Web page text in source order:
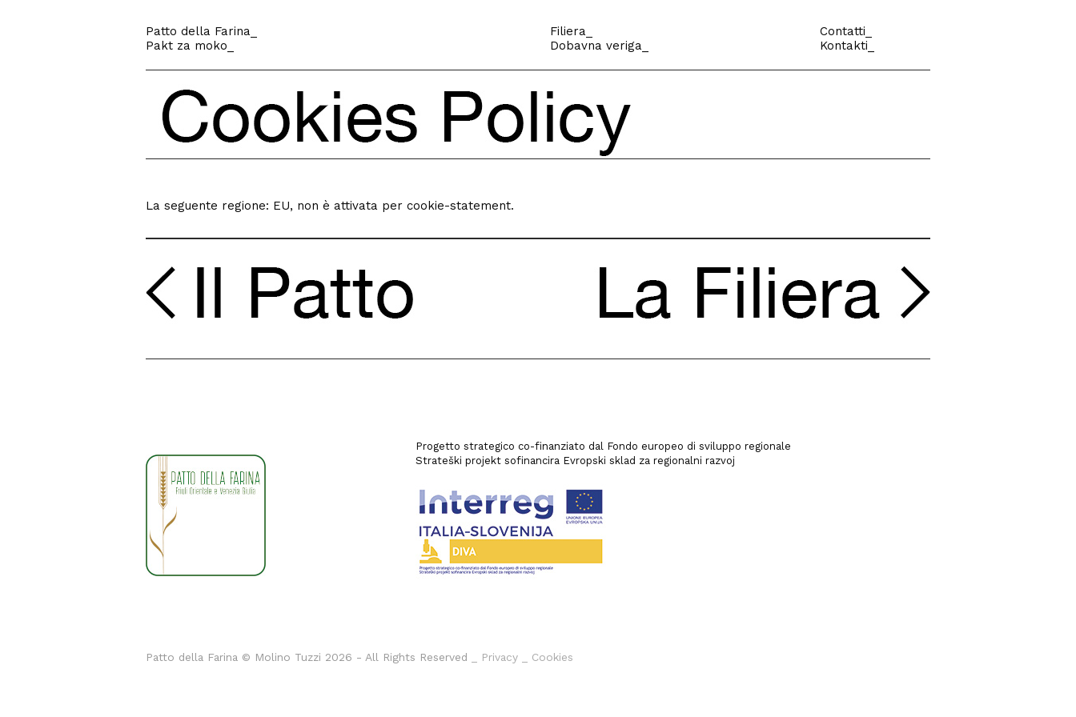
Patto della Farina
Pakt za moko
Filiera_
Dobavna veriga_
Contatti_
Kontakti_
La seguente regione: EU, non è attivata per cookie-statement.
Progetto strategico co-finanziato dal Fondo europeo di sviluppo regionale
Strateški projekt sofinancira Evropski sklad za regionalni razvoj
Patto della Farina © Molino Tuzzi 2026 - All Rights Reserved _ Privacy _ Cookies